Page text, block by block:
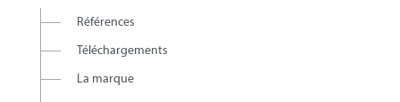
Références
Téléchargements
La marque